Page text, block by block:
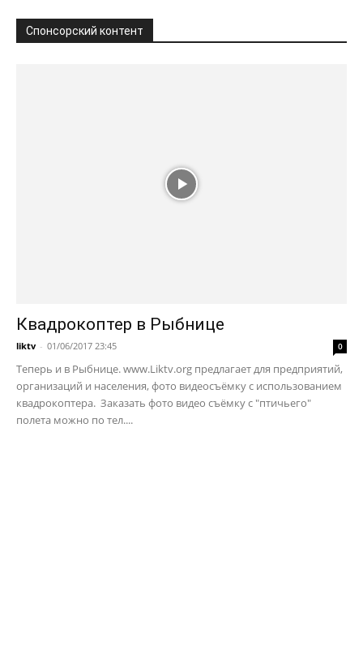
Спонсорский контент
Квадрокоптер в Рыбнице
liktv - 01/06/2017 23:45 0
Теперь и в Рыбнице. www.Liktv.org предлагает для предприятий,
организаций и населения, фото видеосъёмку с использованием
квадрокоптера. Заказать фото видео съёмку с "птичьего"
полета можно по тел....